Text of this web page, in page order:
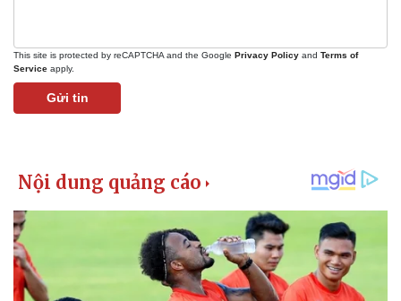
This site is protected by reCAPTCHA and the Google Privacy Policy and Terms of
Service apply.
Gửi tin